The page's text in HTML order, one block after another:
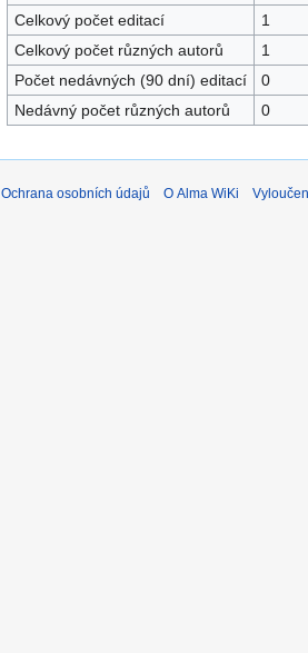
Celkový počet editací
1
Celkový počet různých autorů
1
Počet nedávných (90 dní) editací
0
Nedávný počet různých autorů
0
Ochrana osobních údajů O Alma WiKi